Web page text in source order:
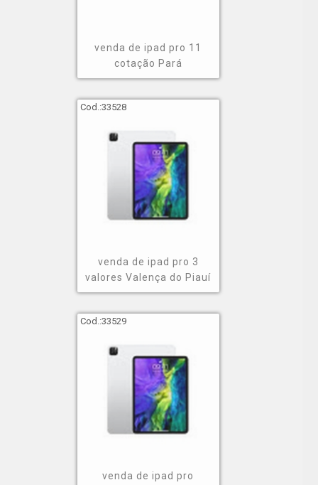
venda de ipad pro 11
cotação Pará
Cod.:33528
venda de ipad pro 3
valores Valença do Piauí
Cod.:33529
venda de ipad pro